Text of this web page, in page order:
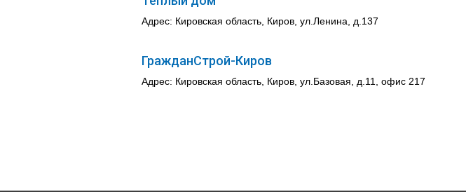
Адрес: Кировская область, Киров, ул.Ленина, д.137
ГражданСтрой-Киров
Адрес: Кировская область, Киров, ул.Базовая, д.11, офис 217